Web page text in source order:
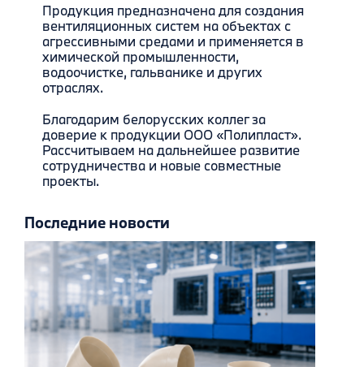
Продукция предназначена для создания
вентиляционных систем на объектах с
агрессивными средами и применяется в
химической промышленности,
водоочистке, гальванике и других
отраслях.
Благодарим белорусских коллег за
доверие к продукции ООО «Полипласт».
Рассчитываем на дальнейшее развитие
сотрудничества и новые совместные
проекты.
Последние новости